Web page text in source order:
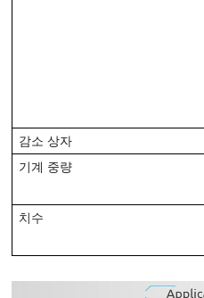
감소 상자
기계 중량
치수